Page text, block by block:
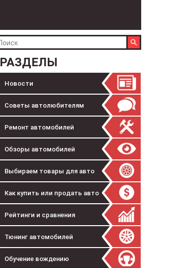
РАЗДЕЛЫ
Новости
Советы автолюбителям
Ремонт автомобилей
Обзоры автомобилей
Выбираем товары для авто
Как купить или продать авто
Рейтинги и сравнения
Тюнинг автомобилей
Обучение вождению